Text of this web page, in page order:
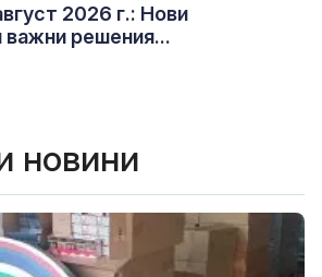
2026 г.: Нови
решения...
новини